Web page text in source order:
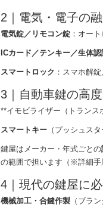
2｜電気・電子の
電気錠／リモコン錠 ：オー
ICカード／テンキー／生体認
スマートロック ：スマホ解
3｜自動車鍵の高
**イモビライザー（トランス
スマートキー （プッシュス
鍵屋はメーカー・年式ごとの
の範囲で担います（※詳細手
4｜現代の鍵屋に
機械加工・合鍵作製 （ブラ